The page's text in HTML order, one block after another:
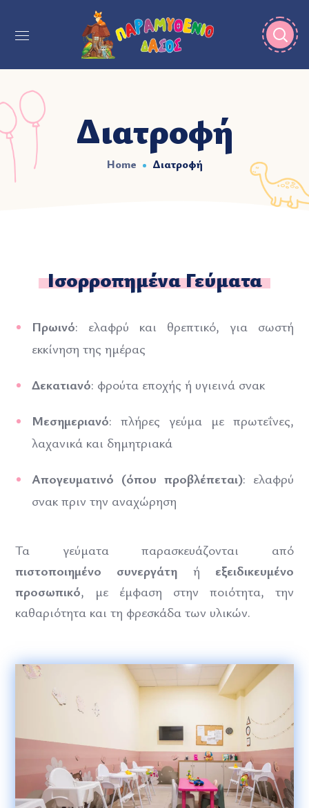
Διατροφή
Home Διατροφή
Ισορροπημένα Γεύματα
Πρωινό: ελαφρύ και θρεπτικό, για σωστή
εκκίνηση της ημέρας
Δεκατιανό: φρούτα εποχής ή υγιεινά σνακ
Μεσημεριανό: πλήρες γεύμα με πρωτεΐνες,
λαχανικά και δημητριακά
Απογευματινό (όπου προβλέπεται): ελαφρύ
σνακ πριν την αναχώρηση
Τα γεύματα παρασκευάζονται από
πιστοποιημένο συνεργάτη ή εξειδικευμένο
προσωπικό, με έμφαση στην ποιότητα, την
καθαριότητα και τη φρεσκάδα των υλικών.